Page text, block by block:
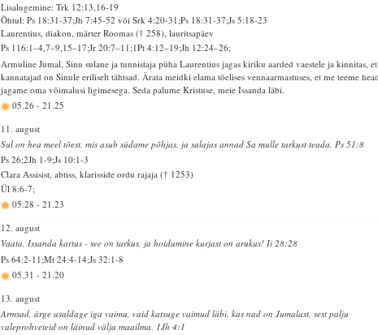
Lisalugemine: Trk 12:13,16-19
Õhtul: Ps 18:31-37;Jh 7:45-52 või Srk 4:20-31;Ps 18:31-37;Js 5:18-23
Laurentius, diakon, märter Roomas († 258), lauritsapäev
Ps 116:1–4,7–9,15–17;Jr 20:7–11;1Pt 4:12–19;Jh 12:24–26;
Armuline Jumal, Sinu sulane ja tunnistaja püha Laurentius jagas kiriku aarded vaestele ja kinnitas, et
kannatajad on Sinule eriliselt tähtsad. Ärata meidki elama tõelises vennaarmastuses, et me teeme
jagame oma võimalusi ligimesega. Seda palume Kristuse, meie Issanda läbi.
05.26-21.25
11. august
Sul on hea meel tõest, mis asub südame põhjas, ja salajas annad Sa mulle tarkust teada. Ps 51:8
Ps 26;2Jh 1-9;Js 10:1-3
Clara Assisist, abtiss, klarisside ordu rajaja († 1253)
Ül 8:6-7;
05.28-21.23
12. august
Vaata, Issanda kartus - see on tarkus, ja hoidumine kurjast on arukus! Ii 28:28
Ps 64:2-11;Mt 24:4-14;Js 32:1-8
05.31-21.20
13. august
Armsad, ärge usaldage iga vaimu, vaid katsuge vaimud läbi, kas nad on Jumalast, sest palju
valeprohveteid on läinud välja maailma. 1Jh 4:1